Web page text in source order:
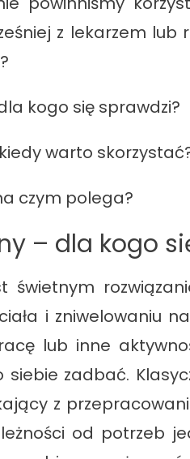
z lekarzem
kogo się sprawdzi?
warto
czym polega?
– dla kogo
świetnym
i zniwelowaniu
lub inne
siebie zadbać.
z
od potrzeb